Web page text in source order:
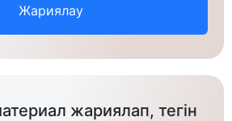
Жариялау
жариялап, тегін